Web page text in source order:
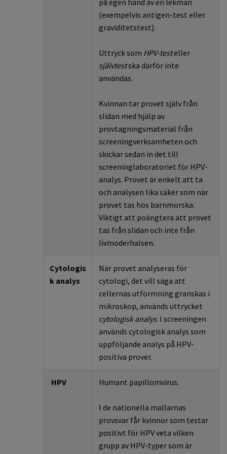
på egen hand av en lekman
(exempelvis antigen-test eller
graviditetstest).
Uttrycksom HPV-testeller
självtestska därför inte
användas.
Kvinnan tar provet själv från
slidan med hjälp av
provtagningsmaterial från
screeningverksamheten och
skickar sedan in det till
screeninglaboratoriet för HPV-
analys. Provet ärenkelt att ta
och analysen lika säker som när
provet tas hos barnmorska.
Viktigt att poängtera att provet
tas från slidan och inte från
livmoderhalsen.
Cytologis
k analys
När provet analyseras för
cytologi, det vill säga att
cellernas utformning granskas i
mikroskop, används uttrycket
cytologisk analys. I screeningen
används cytologisk analys som
uppföljande analys på HPV-
positiva prover.
HPV Humant papillomvirus.
I de nationella mallarnas
provsvar får kvinnor som testar
positivt för HPV veta vilken
grupp av HPV-typer som är